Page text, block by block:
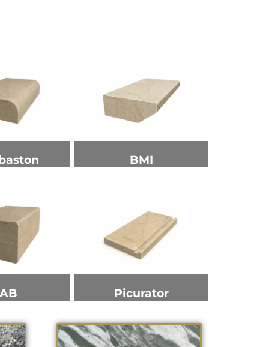
BMI
Picurator